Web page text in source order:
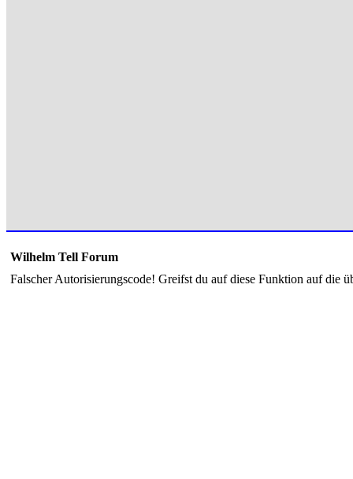
Wilhelm Tell Forum
Falscher Autorisierungscode! Greifst du auf diese Funktion auf die